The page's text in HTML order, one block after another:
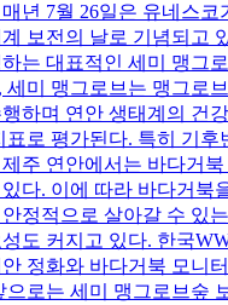
년 7월 26일은 유네스코
보전의 날로 기념되고
는 대표적인 세미 맹그
세미 맹그로브는 맹그로
하며 연안 생태계의 건
표로 평가된다. 특히 기후
주 연안에서는 바다거북
다. 이에 따라 바다거북
정적으로 살아갈 수 있
도 커지고 있다. 한국
정화와 바다거북 모니
으로는 세미 맹그로브숲